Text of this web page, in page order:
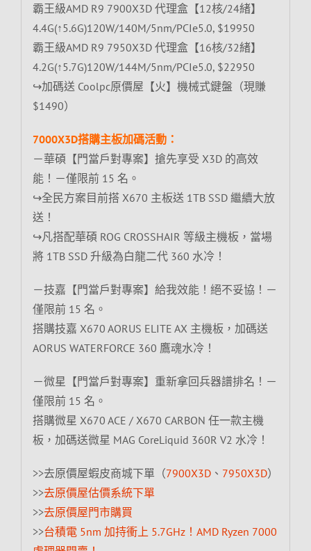
霸王級AMD R9 7900X3D 代理盒【12核/24緒】
4.4G(↑5.6G)120W/140M/5nm/PCIe5.0, $19950
霸王級AMD R9 7950X3D 代理盒【16核/32緒】
4.2G(↑5.7G)120W/144M/5nm/PCIe5.0, $22950
↪加碼送 Coolpc原價屋【火】機械式鍵盤（現賺
$1490）
7000X3D搭購主板加碼活動：
－華碩【門當戶對專案】搶先享受 X3D 的高效
能！－僅限前 15 名。
↪全民方案目前搭 X670 主板送 1TB SSD 繼續大放
送！
↪凡搭配華碩 ROG CROSSHAIR 等級主機板，當場
將 1TB SSD 升級為白龍二代 360 水冷！
－技嘉【門當戶對專案】給我效能！絕不妥協！－
僅限前 15 名。
搭購技嘉 X670 AORUS ELITE AX 主機板，加碼送
AORUS WATERFORCE 360 鷹魂水冷！
－微星【門當戶對專案】重新拿回兵器譜排名！－
僅限前 15 名。
搭購微星 X670 ACE / X670 CARBON 任一款主機
板，加碼送微星 MAG CoreLiquid 360R V2 水冷！
>>去原價屋蝦皮商城下單（7900X3D、 7950X3D）
>>去原價屋估價系統下單
>>去原價屋門市購買
>>台積電 5nm 加持衝上 5.7GHz！AMD Ryzen 7000